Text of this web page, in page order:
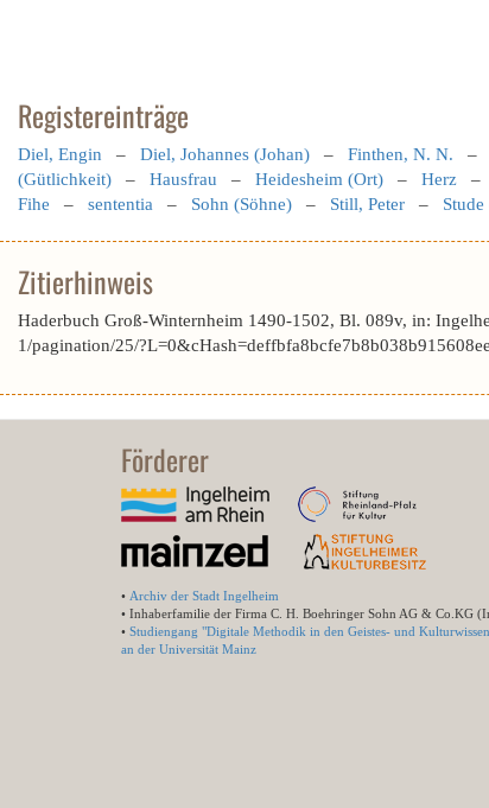
Registereinträge
Diel, Engin – Diel, Johannes (Johan) – Finthen, N. N. –
(Gütlichkeit) – Hausfrau – Heidesheim (Ort) – Herz –
Fihe – sententia – Sohn (Söhne) – Still, Peter –
Zitierhinweis
Haderbuch Groß-Winternheim 1490-1502, Bl. 089v, in:
1/pagination/25/
Förderer
• Archiv der Stadt Ingelheim
• Inhaberfamilie der Firma C. H. Boehringer Sohn AG & Co.KG
• Studiengang "Digitale Methodik in den Geistes- und
an der Universität Mainz